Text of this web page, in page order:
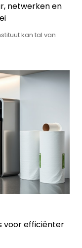
netwerken en
kan tal van
voor efficiënter